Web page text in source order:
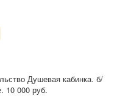
Душевая кабинка. б/
10 000 руб.